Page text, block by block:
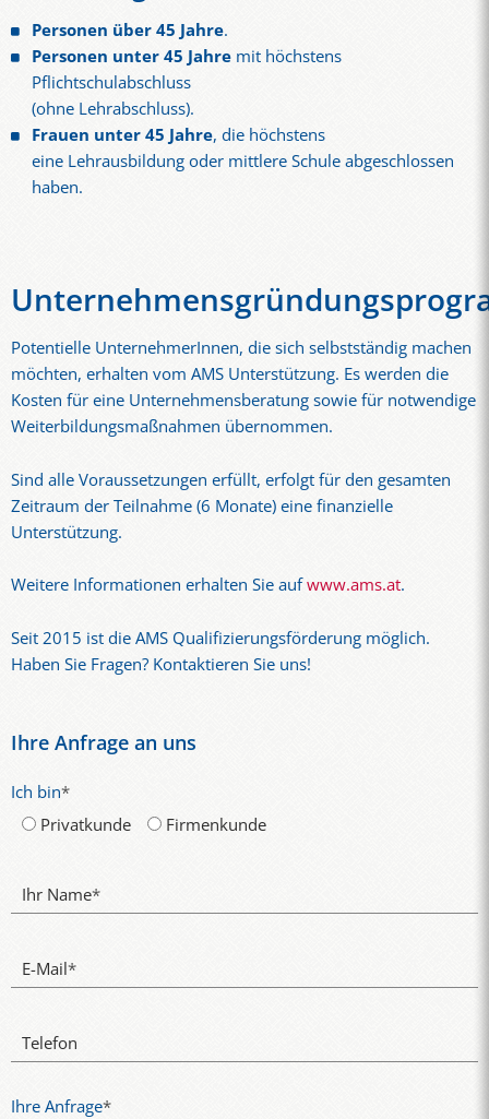
Personen über 45 Jahre.
Personen unter 45 Jahre mit höchstens
Pflichtschulabschluss
(ohne Lehrabschluss).
Frauen unter 45 Jahre, die höchstens
eine Lehrausbildung oder mittlere Schule abgeschlossen
haben.
Potentielle UnternehmerInnen, die sich selbstständig machen
möchten, erhalten vom AMS Unterstützung. Es werden die
Kosten für eine Unternehmensberatung sowie für notwendige
Weiterbildungsmaßnahmen übernommen.
Sind alle Voraussetzungen erfüllt, erfolgt für den gesamten
Zeitraum der Teilnahme (6 Monate) eine finanzielle
Unterstützung.
Weitere Informationen erhalten Sie aufwww.ams.at.
Seit 2015 ist die AMS Qualifizierungsförderung möglich.
Haben Sie Fragen? Kontaktieren Sie uns!
Ihre Anfrage an uns
Ich bin*
Privatkunde
Firmenkunde
Ihr Name*
E-Mail*
Telefon
Ihre Anfrage*